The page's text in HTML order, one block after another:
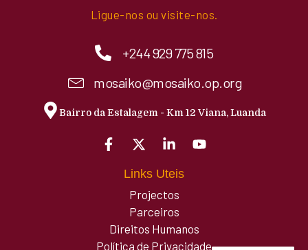
Ligue-nos ou visite-nos.
+244 929 775 815
mosaiko@mosaiko.op.org
Bairro da Estalagem - Km 12 Viana, Luanda
Links Uteis
Projectos
Parceiros
Direitos Humanos
Política de Privacidade